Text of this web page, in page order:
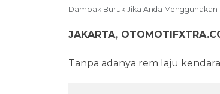
Dampak Buruk Jika Anda
JAKARTA,
Tanpa adanya rem laju